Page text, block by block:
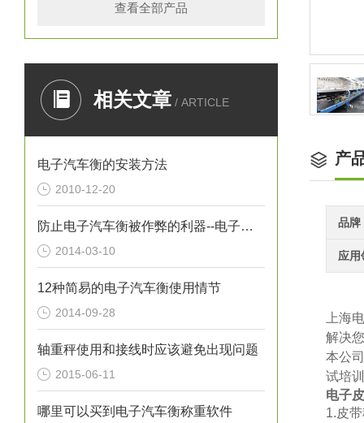
查看全部产品
相关文章 / ARTICLE
电子汽车衡的安装方法
2010-12-20
防止电子汽车衡被作弊的利器--电子汽车衡屏蔽器
2014-03-10
12种简易的电子汽车衡使用情节
2014-09-28
轴重秤使用和接线时应该避免出现问题
2015-06-11
哪里可以买到电子汽车衡称重软件
产
品牌
应用
上海
解决
本公
试培
电子
1.皮